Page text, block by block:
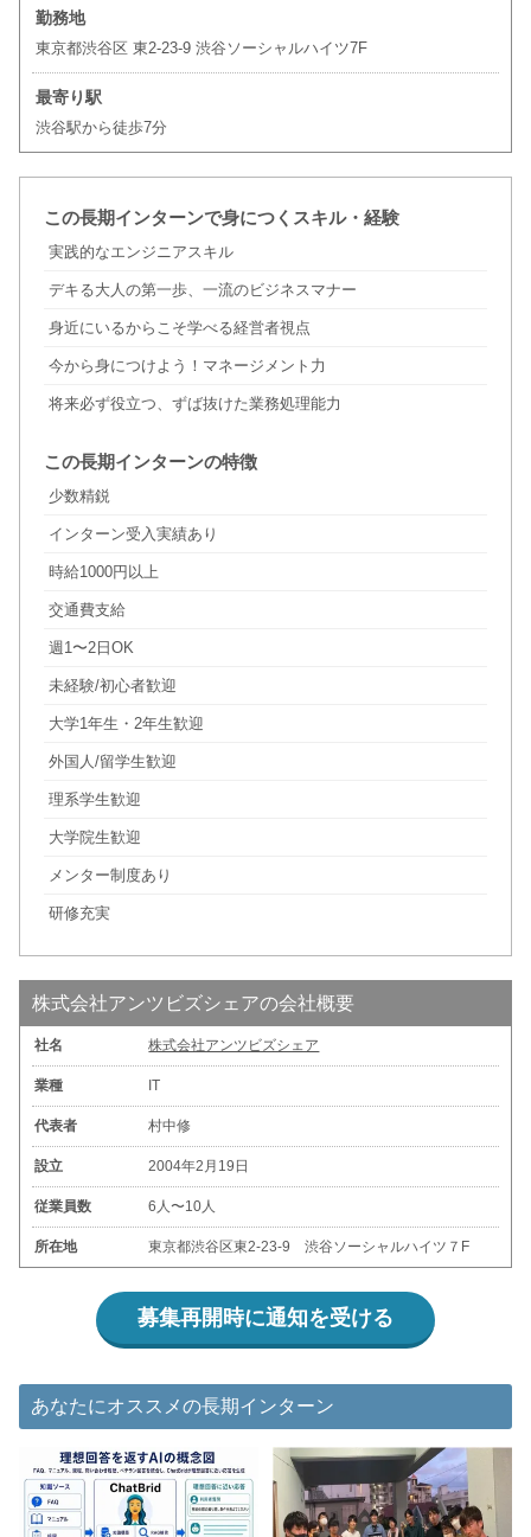
勤務地
東京都渋谷区 東2-23-9 渋谷ソーシャルハイツ7F
最寄り駅
渋谷駅から徒歩7分
この長期インターンで身につくスキル・経験
実践的なエンジニアスキル
デキる大人の第一歩、一流のビジネスマナー
身近にいるからこそ学べる経営者視点
今から身につけよう！マネージメント力
将来必ず役立つ、ずば抜けた業務処理能力
この長期インターンの特徴
少数精鋭
インターン受入実績あり
時給1000円以上
交通費支給
週1〜2日OK
未経験/初心者歓迎
大学1年生・2年生歓迎
外国人/留学生歓迎
理系学生歓迎
大学院生歓迎
メンター制度あり
研修充実
株式会社アンツビズシェアの会社概要
社名 株式会社アンツビズシェア
業種 IT
代表者 村中修
設立 2004年2月19日
従業員数 6人〜10人
所在地 東京都渋谷区東2-23-9 渋谷ソーシャルハイツ７F
募集再開時に通知を受ける
あなたにオススメの長期インターン